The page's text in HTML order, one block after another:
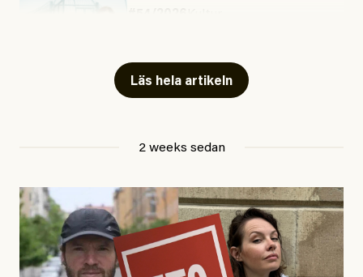
Läs hela artikeln
2 weeks sedan